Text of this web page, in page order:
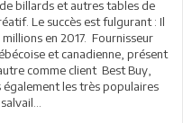
billards et autres tables de
Le succès est fulgurant : Il
en 2017. Fournisseur
et canadienne, présent
comme client Best Buy,
les très populaires